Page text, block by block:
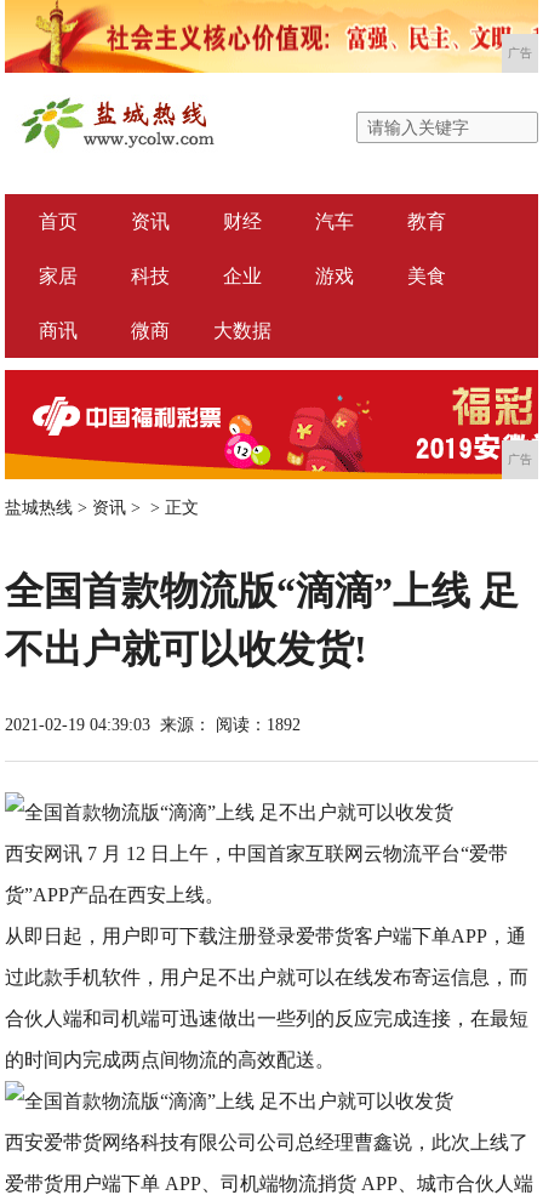
广告
首页 资讯 财经 汽车 教育
家居 科技 企业 游戏 美食
商讯 微商 大数据
广告
盐城热线 > 资讯 > > 正文
全国首款物流版“滴滴”上线 足
不出户就可以收发货!
2021-02-19 04:39:03 来源： 阅读：1892
西安网讯 7 月 12 日上午，中国首家互联网云物流平台“爱带
货”APP产品在西安上线。
从即日起，用户即可下载注册登录爱带货客户端下单APP，通
过此款手机软件，用户足不出户就可以在线发布寄运信息，而
合伙人端和司机端可迅速做出一些列的反应完成连接，在最短
的时间内完成两点间物流的高效配送。
西安爱带货网络科技有限公司公司总经理曹鑫说，此次上线了
爱带货用户端下单 APP、司机端物流捎货 APP、城市合伙人端